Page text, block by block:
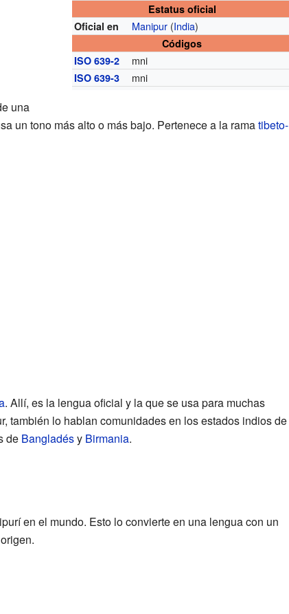
Estatus oficial
Oficial en
Manipur (India)
Códigos
ISO 639-2
mni
ISO 639-3 mni
una
un tono más alto o más bajo. Pertenece a la ramatibeto-
. Allí, es la lengua oficial y la que se usa para muchas
también lo hablan comunidades en los estados indios de
de Bangladésy Birmania.
en el mundo. Esto lo convierte en una lengua con un